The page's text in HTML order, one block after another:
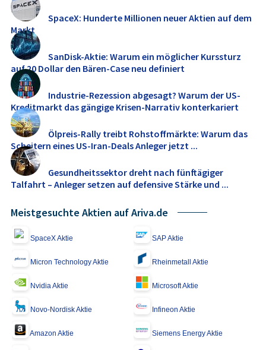
SpaceX: Hunderte Millionen neuer Aktien auf dem
Markt
SanDisk-Aktie: Warum ein möglicher Kurssturz
auf 20 Dollar den Bären-Case neu definiert
Industrie-Rezession abgesagt? Warum der US-
Kreditmarkt das gängige Krisen-Narrativ konterkariert
Ölpreis-Rally treibt Rohstoffmärkte: Warum das
Scheitern eines US-Iran-Deals Anleger jetzt ...
Gesundheitssektor dreht nach fünftägiger
Talfahrt – Anleger setzen auf defensive Stärke und ...
Meistgesuchte Aktien auf Ariva.de
SpaceX Aktie SAP Aktie
Micron Technology Aktie Rheinmetall Aktie
Nvidia Aktie Microsoft Aktie
Novo-Nordisk Aktie Infineon Aktie
Amazon Aktie Siemens Energy Aktie